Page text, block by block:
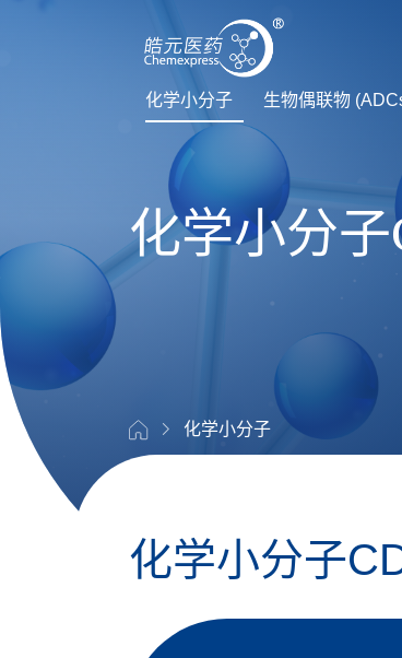
化学小分子 生物偶联物
化学小分
化学小分子
化学小分子